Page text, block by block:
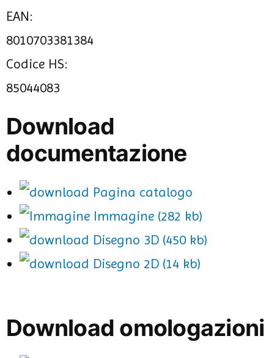
EAN:
8010703381384
Codice HS:
85044083
Download
documentazione
Pagina catalogo
Immagine (282 kb)
Disegno 3D (450 kb)
Disegno 2D (14 kb)
Download omologazioni